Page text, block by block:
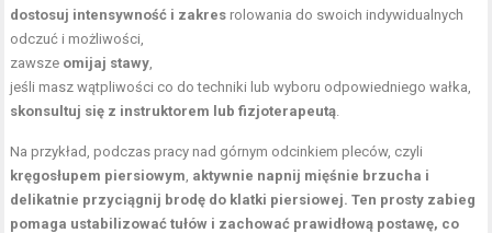
dostosuj intensywność i zakres rolowania do swoich indywidualnych
odczuć i możliwości,
zawsze omijaj stawy
jeśli masz wątpliwości co do techniki lub wyboru odpowiedniego wałka,
skonsultuj się z instruktorem lub fizjoterapeutą
Na przykład, podczas pracy nad górnym odcinkiem pleców, czyli
kręgosłupem piersiowym aktywnie napnij mięśnie brzucha i
delikatnie przyciągnij brodę do klatki piersiowej. Ten prosty zabieg
pomaga ustabilizować tułów i zachować prawidłową postawę, co